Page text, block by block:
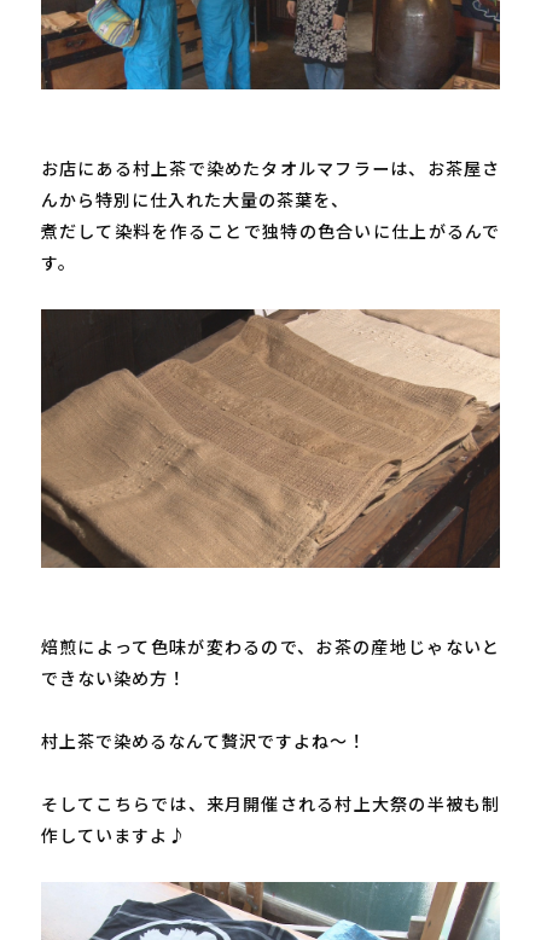
お店にある村上茶で染めたタオルマフラーは、お茶屋さ
んから特別に仕入れた大量の茶葉を、
煮だして染料を作ることで独特の色合いに仕上がるんで
す。
焙煎によって色味が変わるので、お茶の産地じゃないと
できない染め方！
村上茶で染めるなんて贅沢ですよね～！
そしてこちらでは、来月開催される村上大祭の半被も制
作していますよ♪